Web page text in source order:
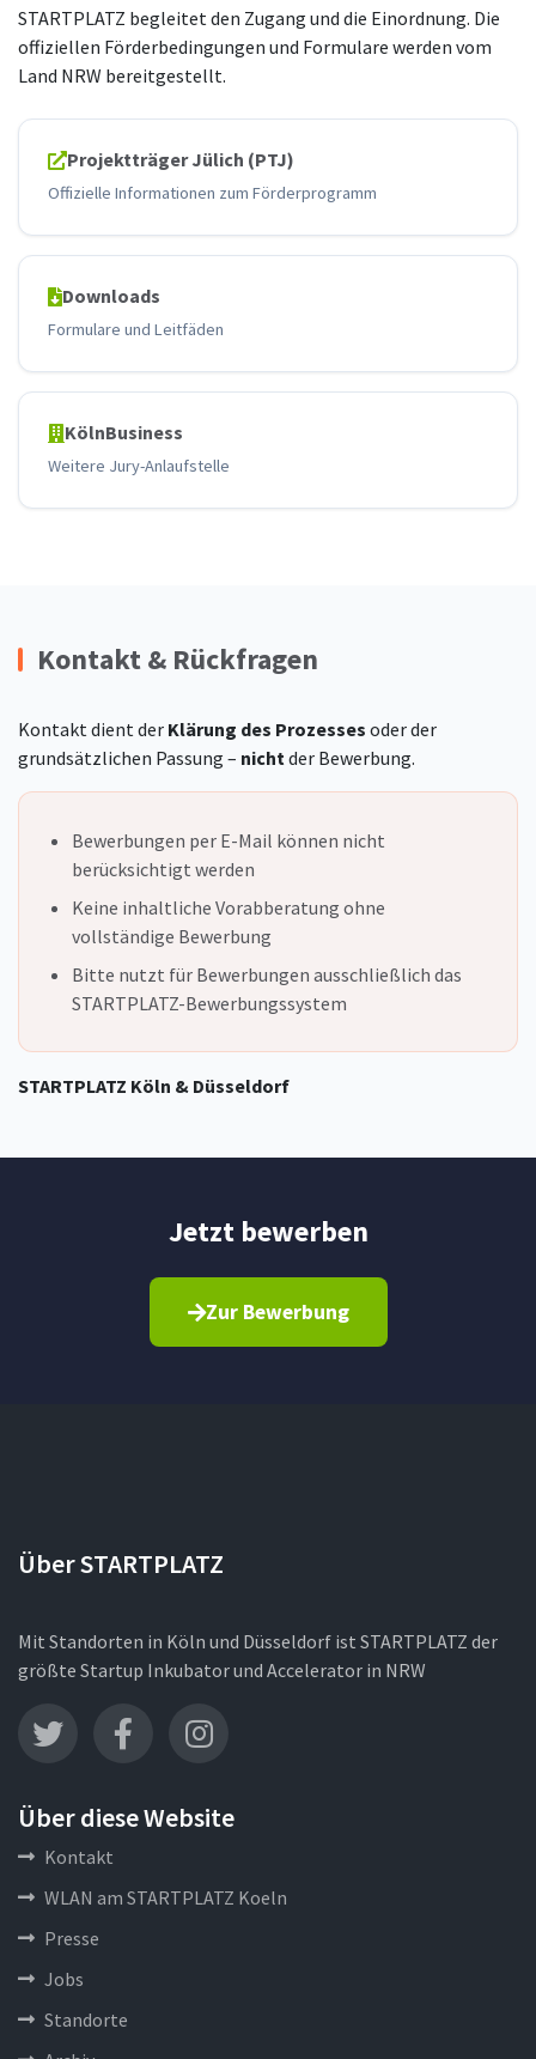
STARTPLATZ begleitet den Zugang und die Einordnung. Die
offiziellen Förderbedingungen und Formulare werden vom
Land NRW bereitgestellt.
Projektträger Jülich (PTJ)
Offizielle Informationen zum Förderprogramm
Downloads
Formulare und Leitfäden
KölnBusiness
Weitere Jury-Anlaufstelle
Kontakt & Rückfragen
Kontakt dient der Klärung des Prozesses oder der
grundsätzlichen Passung – nichtder Bewerbung.
Bewerbungen per E-Mail können nicht
berücksichtigt werden
Keine inhaltliche Vorabberatung ohne
vollständige Bewerbung
Bitte nutzt für Bewerbungen ausschließlich das
STARTPLATZ-Bewerbungssystem
STARTPLATZ Köln & Düsseldorf
Jetzt bewerben
Zur Bewerbung
Über STARTPLATZ
Mit Standorten in Köln und Düsseldorf ist STARTPLATZ der
größte Startup Inkubator und Accelerator in NRW
Über diese Website
Kontakt
WLAN am STARTPLATZ Koeln
Presse
Jobs
Standorte